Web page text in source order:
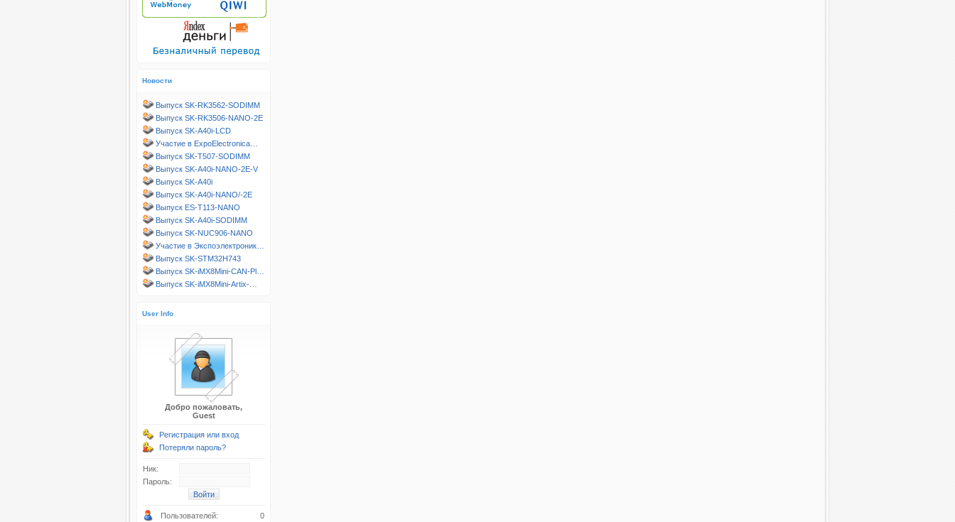
Новости
Выпуск SK-RK3562-SODIMM
Выпуск SK-RK3506-NANO-2E
Выпуск SK-A40i-LCD
Участие в ExpoElectronica…
Выпуск SK-T507-SODIMM
Выпуск SK-A40i-NANO-2E-V
Выпуск SK-A40i
Выпуск SK-A40i-NANO/-2E
Выпуск ES-T113-NANO
Выпуск SK-A40i-SODIMM
Выпуск SK-NUC906-NANO
Участие в Экспоэлектроник…
Выпуск SK-STM32H743
Выпуск SK-iMX8Mini-CAN-Pl…
Выпуск SK-iMX8Mini-Artix-…
User Info
Добро пожаловать,
Guest
Регистрация или вход
Потеряли пароль?
Ник:
Пароль:
Пользователей: 0